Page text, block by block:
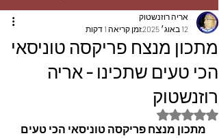
מתכון מנצח פריקסה טוניסאי
הכי טעים שתכינו - אריה
רוזנשטוק
אריה רוזנשטוק
12 באוג׳ 2025
זמן קריאה 1 דקות
דירוג של NaN מתוך 5 כוכבים
מתכון מנצח פריקסה טוניסאי הכי טעים